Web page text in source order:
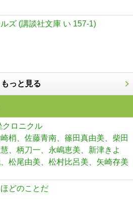
ズ (講談社文庫 い 157-1)
もっと見る
クロニクル
梢、佐藤青南、篠田真由美、柴田
、柄刀一、永嶋恵美、新津きよ
松尾由美、松村比呂美、矢崎存美
どのことだ